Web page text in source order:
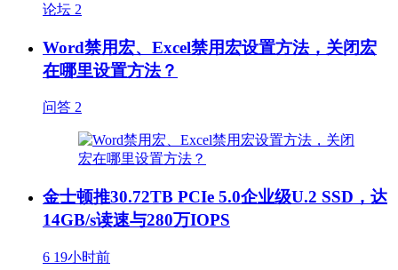
论坛 2
Word禁用宏、Excel禁用宏设置方法，关闭宏
在哪里设置方法？
问答 2
金士顿推30.72TB PCIe 5.0企业级U.2 SSD，达
14GB/s读速与280万IOPS
6 19小时前